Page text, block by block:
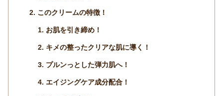
このクリームの特徴！
お肌を引き締め！
キメの整ったクリアな肌に導く！
プルンっとした弾力肌へ！
エイジングケア成分配合！